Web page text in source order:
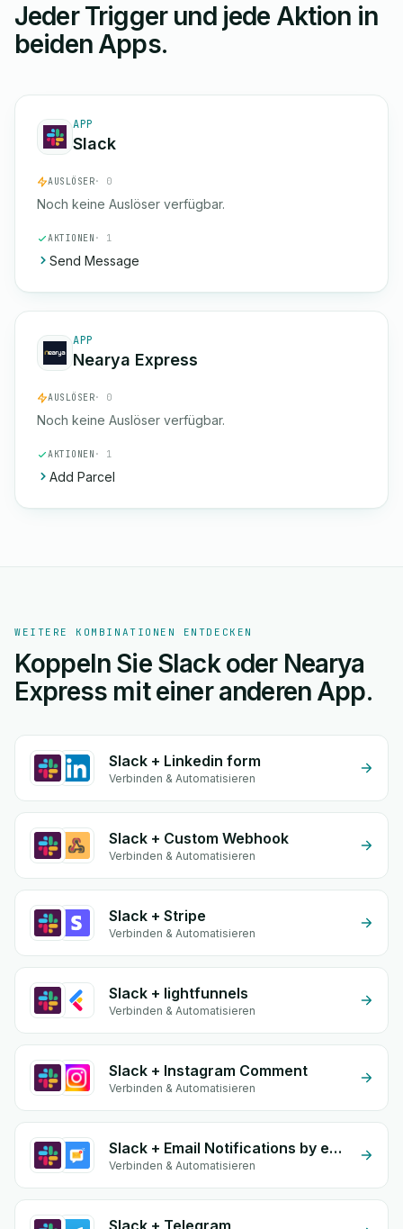
Jeder Trigger und jede Aktion in
beiden Apps.
APP
Slack
AUSLÖSER· 0
Noch keine Auslöser verfügbar.
AKTIONEN · 1
Send Message
APP
Nearya Express
AUSLÖSER· 0
Noch keine Auslöser verfügbar.
AKTIONEN · 1
Add Parcel
WEITERE KOMBINATIONEN ENTDECKEN
Koppeln Sie Slack oder Nearya
Express mit einer anderen App.
Slack + Linkedin form
Verbinden & Automatisieren
Slack + Custom Webhook
Verbinden & Automatisieren
Slack + Stripe
Verbinden & Automatisieren
Slack + lightfunnels
Verbinden & Automatisieren
Slack + Instagram Comment
Verbinden & Automatisieren
Slack + Email Notifications by eGrow
Verbinden & Automatisieren
Slack + Telegram